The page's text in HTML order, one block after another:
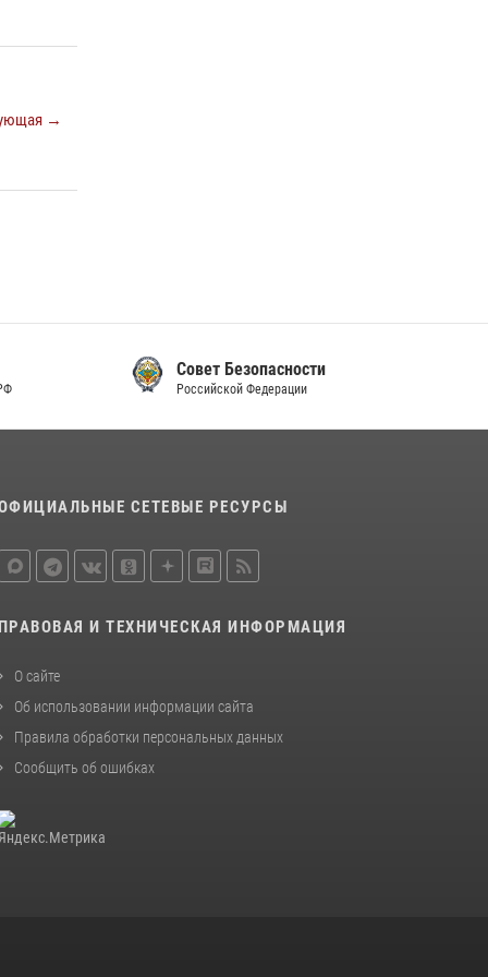
→
Совет Безопасности
Российской Федерации
СЕТЕВЫЕ РЕСУРСЫ
ПРАВОВАЯ И ТЕХНИЧЕСКАЯ ИНФОРМАЦИЯ
О сайте
Об использовании информации сайта
Правила обработки персональных данных
Сообщить об ошибках